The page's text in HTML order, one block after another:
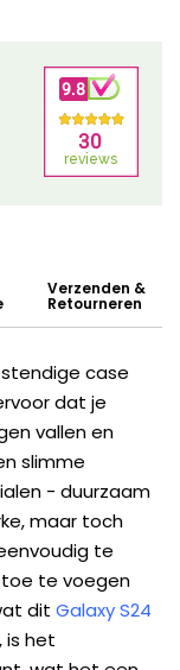
Verzenden &
Retourneren
case
dat je
vallen en
slimme
- duurzaam
maar toch
te
te voegen
dit Galaxy S24
is het